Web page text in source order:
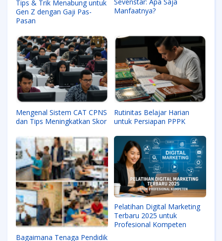
Tips & Trik Menabung untuk
Gen Z dengan Gaji Pas-
Pasan
Manfaatnya?
Mengenal Sistem CAT CPNS
dan Tips Meningkatkan Skor
Rutinitas Belajar Harian
untuk Persiapan PPPK
Bagaimana Tenaga Pendidik
Pelatihan Digital Marketing
Terbaru 2025 untuk
Profesional Kompeten